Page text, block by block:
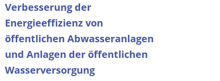
Verbesserung der
Energieeffizienz von
öffentlichen Abwasseranlagen
und Anlagen der öffentlichen
Wasserversorgung